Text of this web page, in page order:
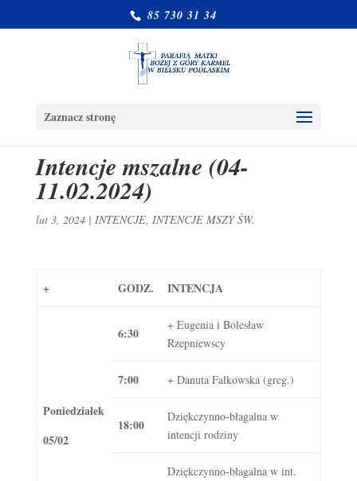
85 730 31 34
Zaznacz stronę
Intencje mszalne (04-
11.02.2024)
lut 3, 2024| INTENCJE, INTENCJE MSZY ŚW.
+ GODZ. INTENCJA
Poniedziałek
05/02
6:30
+ Eugenia i Bolesław
Rzepniewscy
7:00 + Danuta Falkowska (greg.)
18:00
Dziękczynno-błagalna w
intencji rodziny
Dziękczynno-błagalna w int.